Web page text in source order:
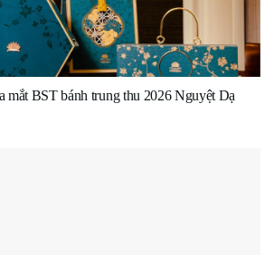
mắt BST bánh trung thu 2026 Nguyệt Dạ